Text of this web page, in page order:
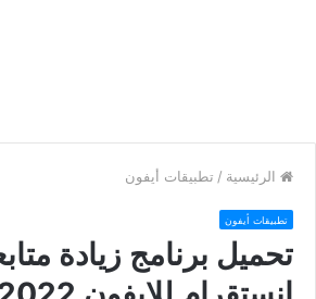
الرئيسية / تطبيقات أيفون
تطبيقات أيفون
تحميل برنامج زيادة